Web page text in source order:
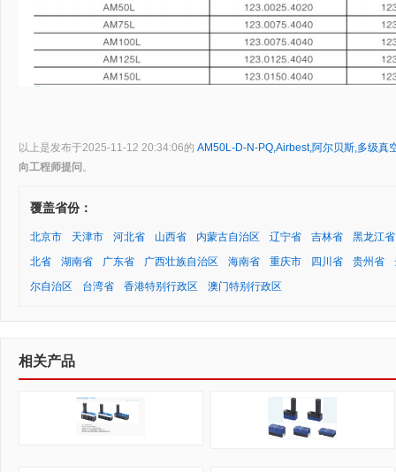
以上是发布于2025-11-12 20:34:06的 AM50L-D-N-PQ,Airbest,阿尔贝斯,多级真
向工程师提问 。
覆盖省份：
北京市 天津市 河北省 山西省 内蒙古自治区 辽宁省 吉林省
黑龙江省
北省
湖南省 广东省 广西壮族自治区 海南省 重庆市 四川省 贵州省
尔自治区
台湾省 香港特别行政区 澳门特别行政区
相关产品